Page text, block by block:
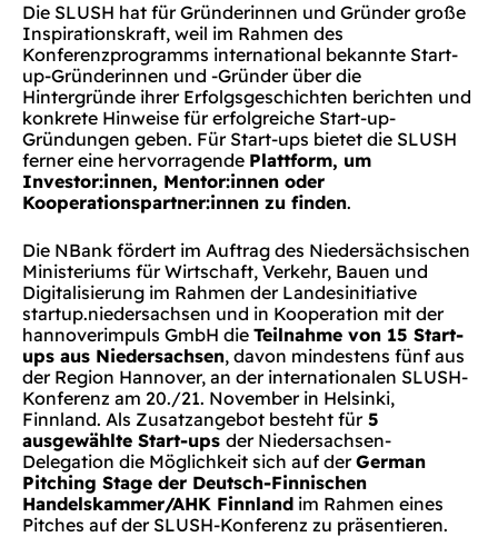
Die SLUSH hat für Gründerinnen und Gründer große
Inspirationskraft, weil im Rahmen des
Konferenzprogramms international bekannte Start-
up-Gründerinnen und -Gründer über die
Hintergründe ihrer Erfolgsgeschichten berichten und
konkrete Hinweise für erfolgreiche Start-up-
Gründungen geben. Für Start-ups bietet die SLUSH
ferner eine hervorragende Plattform, um
Investor:innen, Mentor:innen oder
Kooperationspartner:innen zu finden.
Die NBank fördert im Auftrag des Niedersächsischen
Ministeriums für Wirtschaft, Verkehr, Bauen und
Digitalisierung im Rahmen der Landesinitiative
startup.niedersachsen und in Kooperation mit der
hannoverimpuls GmbH die Teilnahme von 15 Start-
ups aus Niedersachsen, davon mindestens fünf aus
der Region Hannover, an der internationalen SLUSH-
Konferenz am 20./21. November in Helsinki,
Finnland. Als Zusatzangebot besteht für5
ausgewählte Start-ups der Niedersachsen-
Delegation die Möglichkeit sich auf derGerman
Pitching Stage der Deutsch-Finnischen
Handelskammer/AHK Finnland im Rahmen eines
Pitches auf der SLUSH-Konferenz zu präsentieren.